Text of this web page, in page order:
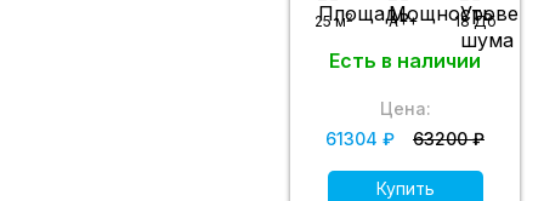
25 м2 A++ 18 Дб
Есть в наличии
Цена:
61304 ₽
63200 ₽
Купить